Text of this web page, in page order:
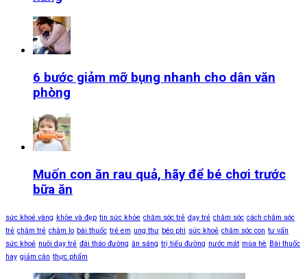
6 bước giảm mỡ bụng nhanh cho dân văn
phòng
Muốn con ăn rau quả, hãy để bé chơi trước
bữa ăn
sức khoẻ vàng khỏe và đẹp tin sức khỏe chăm sóc trẻ dạy trẻ chăm sóc cách chăm sóc
trẻ chăm trẻ chăm lo bài thuốc trẻ em ung thư béo phì sức khoẻ chăm sóc con tư vấn
sức khoẻ nuôi dạy trẻ đái tháo đường ăn sáng trị tiểu đường nước mát mùa hè Bài thuốc
hay giảm cân thực phẩm